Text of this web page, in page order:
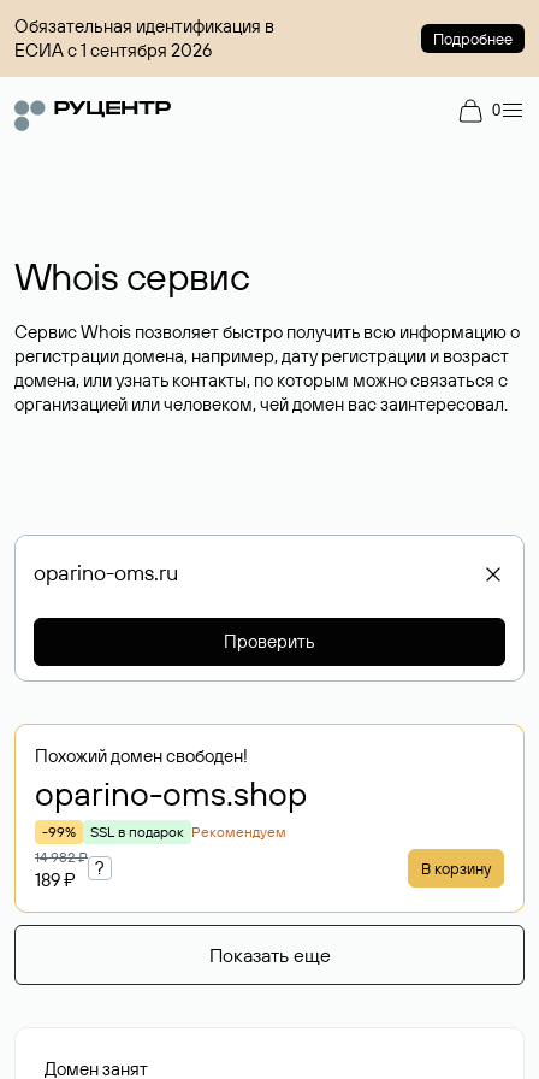
Обязательная идентификация в
ЕСИА с 1 сентября 2026
Подробнее
0
Whois сервис
Сервис Whois позволяет быстро получить всю информацию о
регистрации домена, например, дату регистрации и возраст
домена, или узнать контакты, по которым можно связаться с
организацией или человеком, чей домен вас заинтересовал.
Проверить
Похожий домен свободен!
oparino-oms.shop
-99% SSL в подарок Рекомендуем
14 982 ₽
189 ₽
? В корзину
Показать еще
Домен занят